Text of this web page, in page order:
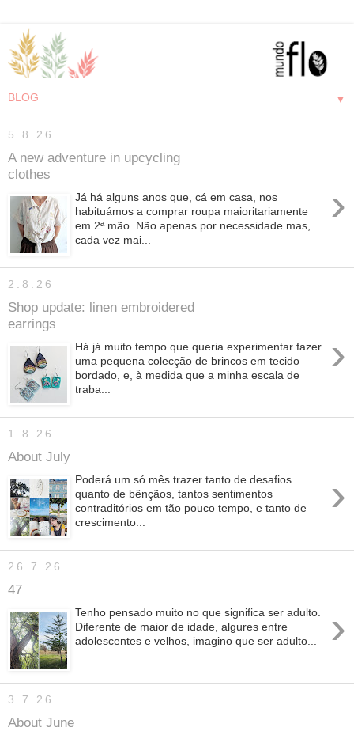
▼
5.8.26
A new adventure in upcycling
clothes
›
Já há alguns anos que, cá em casa, nos
habituámos a comprar roupa maioritariamente
em 2ª mão. Não apenas por necessidade mas,
cada vez mai...
2.8.26
Shop update: linen embroidered
earrings
›
Há já muito tempo que queria experimentar fazer
uma pequena colecção de brincos em tecido
bordado, e, à medida que a minha escala de
traba...
1.8.26
About July
›
Poderá um só mês trazer tanto de desafios
quanto de bênçãos, tantos sentimentos
contraditórios em tão pouco tempo, e tanto de
crescimento...
26.7.26
47
›
Tenho pensado muito no que significa ser adulto.
Diferente de maior de idade, algures entre
adolescentes e velhos, imagino que ser adulto...
3.7.26
About June